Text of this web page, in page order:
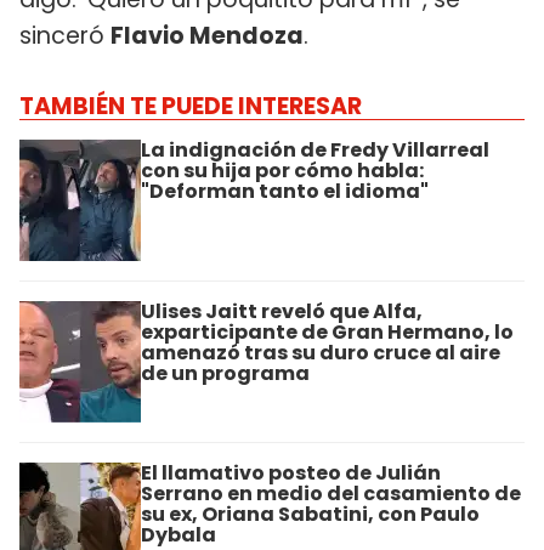
sinceró Flavio Mendoza.
TAMBIÉN TE PUEDE INTERESAR
La indignación de Fredy Villarreal
con su hija por cómo habla:
"Deforman tanto el idioma"
Ulises Jaitt reveló que Alfa,
exparticipante de Gran Hermano, lo
amenazó tras su duro cruce al aire
de un programa
El llamativo posteo de Julián
Serrano en medio del casamiento de
su ex, Oriana Sabatini, con Paulo
Dybala